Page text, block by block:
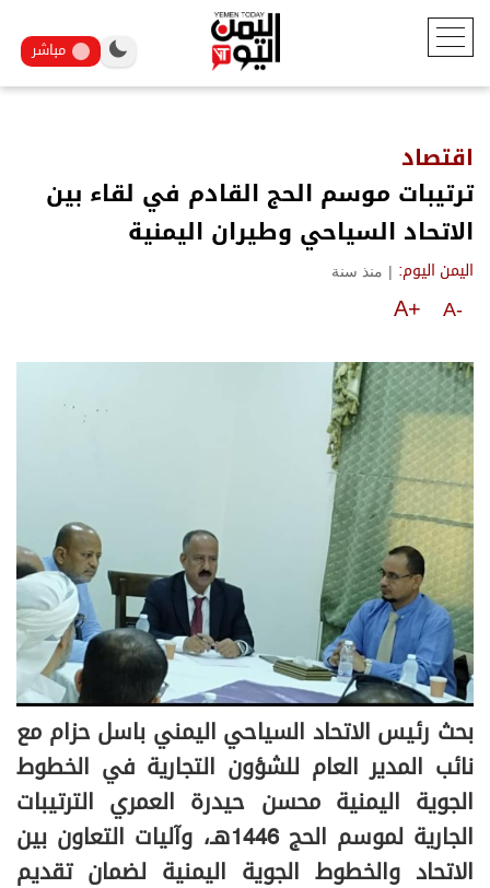
مباشر
اقتصاد
ترتيبات موسم الحج القادم في لقاء بين
الاتحاد السياحي وطيران اليمنية
اليمن اليوم: | منذ سنة
A-
A+
بحث رئيس الاتحاد السياحي اليمني باسل حزام مع
نائب المدير العام للشؤون التجارية في الخطوط
الجوية اليمنية محسن حيدرة العمري الترتيبات
الجارية لموسم الحج 1446هـ، وآليات التعاون بين
الاتحاد والخطوط الجوية اليمنية لضمان تقديم